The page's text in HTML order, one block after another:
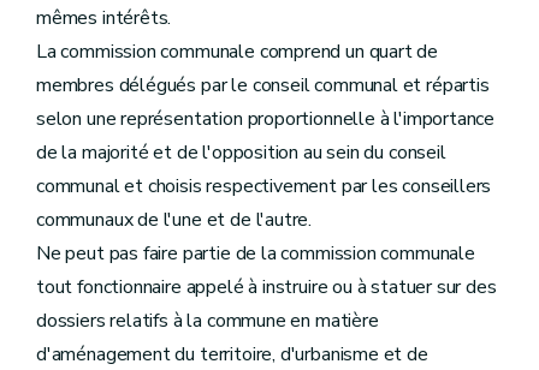
mêmes intérêts.
La commission communale comprend un quart de
membres délégués par le conseil communal et répartis
selon une représentation proportionnelle à l'importance
de la majorité et de l'opposition au sein du conseil
communal et choisis respectivement par les conseillers
communaux de l'une et de l'autre.
Ne peut pas faire partie de la commission communale
tout fonctionnaire appelé à instruire ou à statuer sur des
dossiers relatifs à la commune en matière
d'aménagement du territoire, d'urbanisme et de